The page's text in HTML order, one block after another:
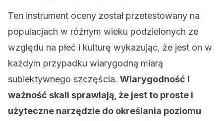
Ten instrument oceny został przetestowany na
populacjach w różnym wieku podzielonych ze
względu na płeć i kulturę wykazując, że jest on w
każdym przypadku wiarygodną miarą
subiektywnego szczęścia. Wiarygodność i
ważność skali sprawiają, że jest to proste i
użyteczne narzędzie do określania poziomu